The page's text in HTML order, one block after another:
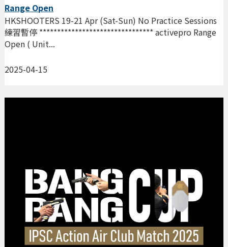
Range Open
2025-04-15
HKSHOOTERS 19-21 Apr (Sat-Sun) No Practice Sessions
練習暫停 ******************************** activepro Range
Open ( Unit...